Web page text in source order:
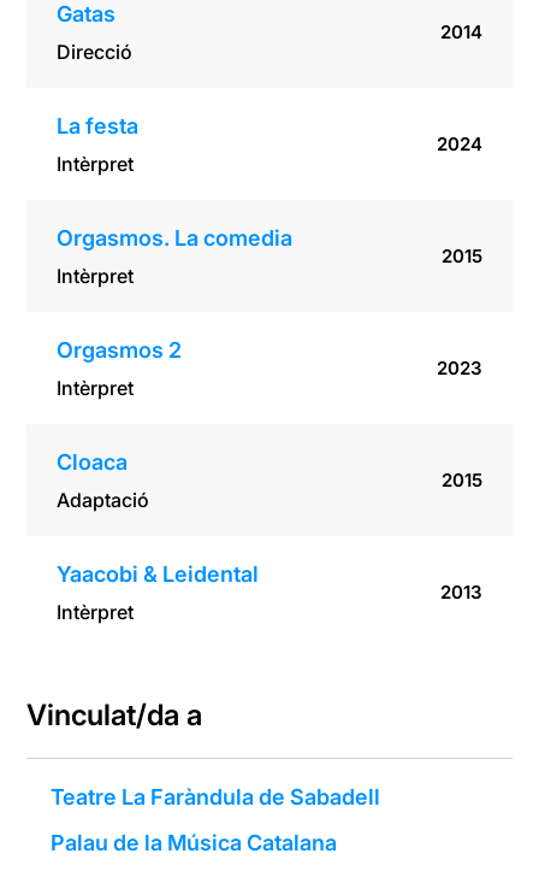
Gatas
Direcció
2014
La festa
Intèrpret
2024
Orgasmos. La comedia
Intèrpret
2015
Orgasmos 2
Intèrpret
2023
Cloaca
Adaptació
2015
Yaacobi & Leidental
Intèrpret
2013
Vinculat/da a
Teatre La Faràndula de Sabadell
Palau de la Música Catalana